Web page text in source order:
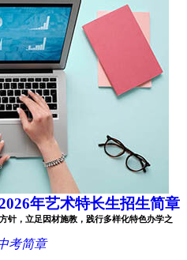
年艺术特长生招生简章
针，立足因材施教，践行多样化特色办学之
考简章